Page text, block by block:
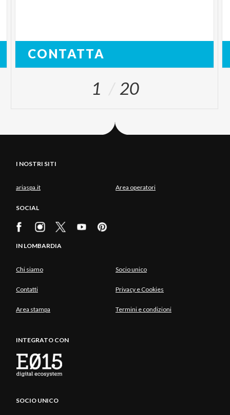
CONTATTA
1 20
I NOSTRI SITI
ariaspa.it Area operatori
SOCIAL
IN LOMBARDIA
Chi siamo Socio unico
Contatti Privacy e Cookies
Area stampa Termini e condizioni
INTEGRATO CON
SOCIO UNICO